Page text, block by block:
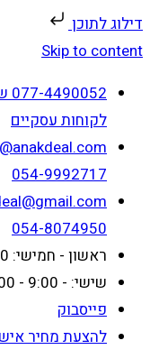
דילוג לתוכן
Skip to content
לקוחות עסקיים
054-9992717
054-8074950
ראשון - חמישי: 9:30 - 20:00
שישי: - 9:00 - 15:00
פייסבוק
להצעת מחיר